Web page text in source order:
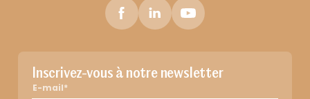
Inscrivez-vous à notre newsletter